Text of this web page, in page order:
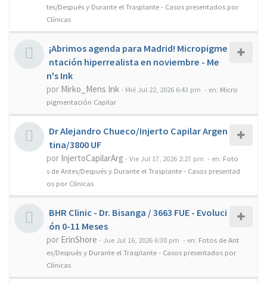
tes/Después y Durante el Trasplante - Casos presentados por
Clínicas
¡Abrimos agenda para Madrid! Micropigme
ntación hiperrealista en noviembre - Me
n's Ink
por Mirko_Mens Ink- Mié Jul 22, 2026 6:43 pm - en: Micro
pigmentación Capilar
Dr Alejandro Chueco/Injerto Capilar Argen
tina/3800 UF
por InjertoCapilarArg -Vie Jul 17, 2026 2:27 pm - en: Foto
s de Antes/Después y Durante el Trasplante - Casos presentad
os por Clínicas
BHR Clinic - Dr. Bisanga / 3663 FUE - Evoluci
ón 0-11 Meses
por ErinShore -Jue Jul 16, 2026 6:30 pm - en: Fotos de Ant
es/Después y Durante el Trasplante - Casos presentados por
Clínicas